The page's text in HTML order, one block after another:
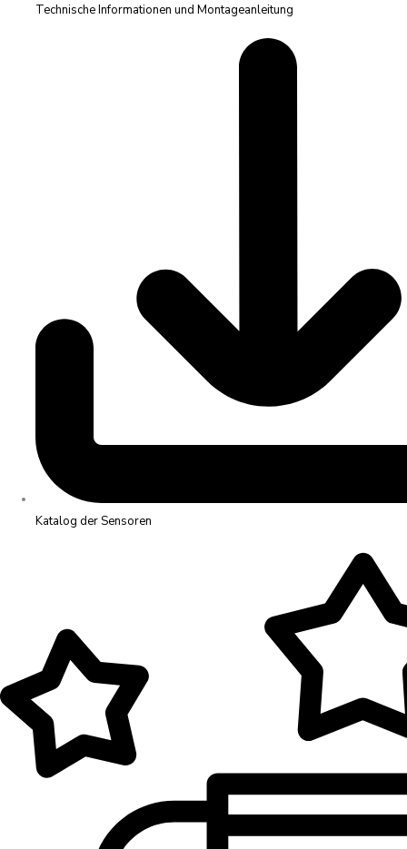
Technische Informationen und Montageanleitung
Katalog der Sensoren